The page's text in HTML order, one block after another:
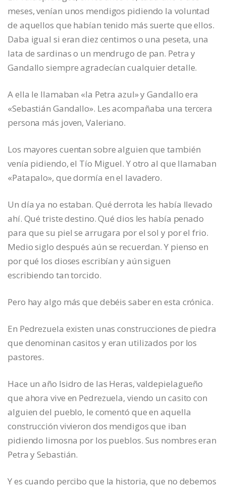
meses, venían unos mendigos pidiendo la voluntad
de aquellos que habían tenido más suerte que ellos.
Daba igual si eran diez centimos o una peseta, una
lata de sardinas o un mendrugo de pan. Petra y
Gandallo siempre agradecían cualquier detalle.
A ella le llamaban «la Petra azul» y Gandallo era
«Sebastián Gandallo». Les acompañaba una tercera
persona más joven, Valeriano.
Los mayores cuentan sobre alguien que también
venía pidiendo, el Tío Miguel. Y otro al que llamaban
«Patapalo», que dormía en el lavadero.
Un día ya no estaban. Qué derrota les había llevado
ahí. Qué triste destino. Qué dios les había penado
para que su piel se arrugara por el sol y por el frio.
Medio siglo después aún se recuerdan. Y pienso en
por qué los dioses escribían y aún siguen
escribiendo tan torcido.
Pero hay algo más que debéis saber en esta crónica.
En Pedrezuela existen unas construcciones de piedra
que denominan casitos y eran utilizados por los
pastores.
Hace un año Isidro de las Heras, valdepielagueño
que ahora vive en Pedrezuela, viendo un casito con
alguien del pueblo, le comentó que en aquella
construcción vivieron dos mendigos que iban
pidiendo limosna por los pueblos. Sus nombres eran
Petra y Sebastián.
Y es cuando percibo que la historia, que no debemos